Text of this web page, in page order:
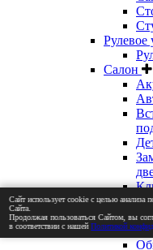
Рулевое
Салон
Сайт использует cookie с целью анализа
Сайта.
Продолжая пользоваться Сайтом, вы
в соответствии с нашейПолитикой